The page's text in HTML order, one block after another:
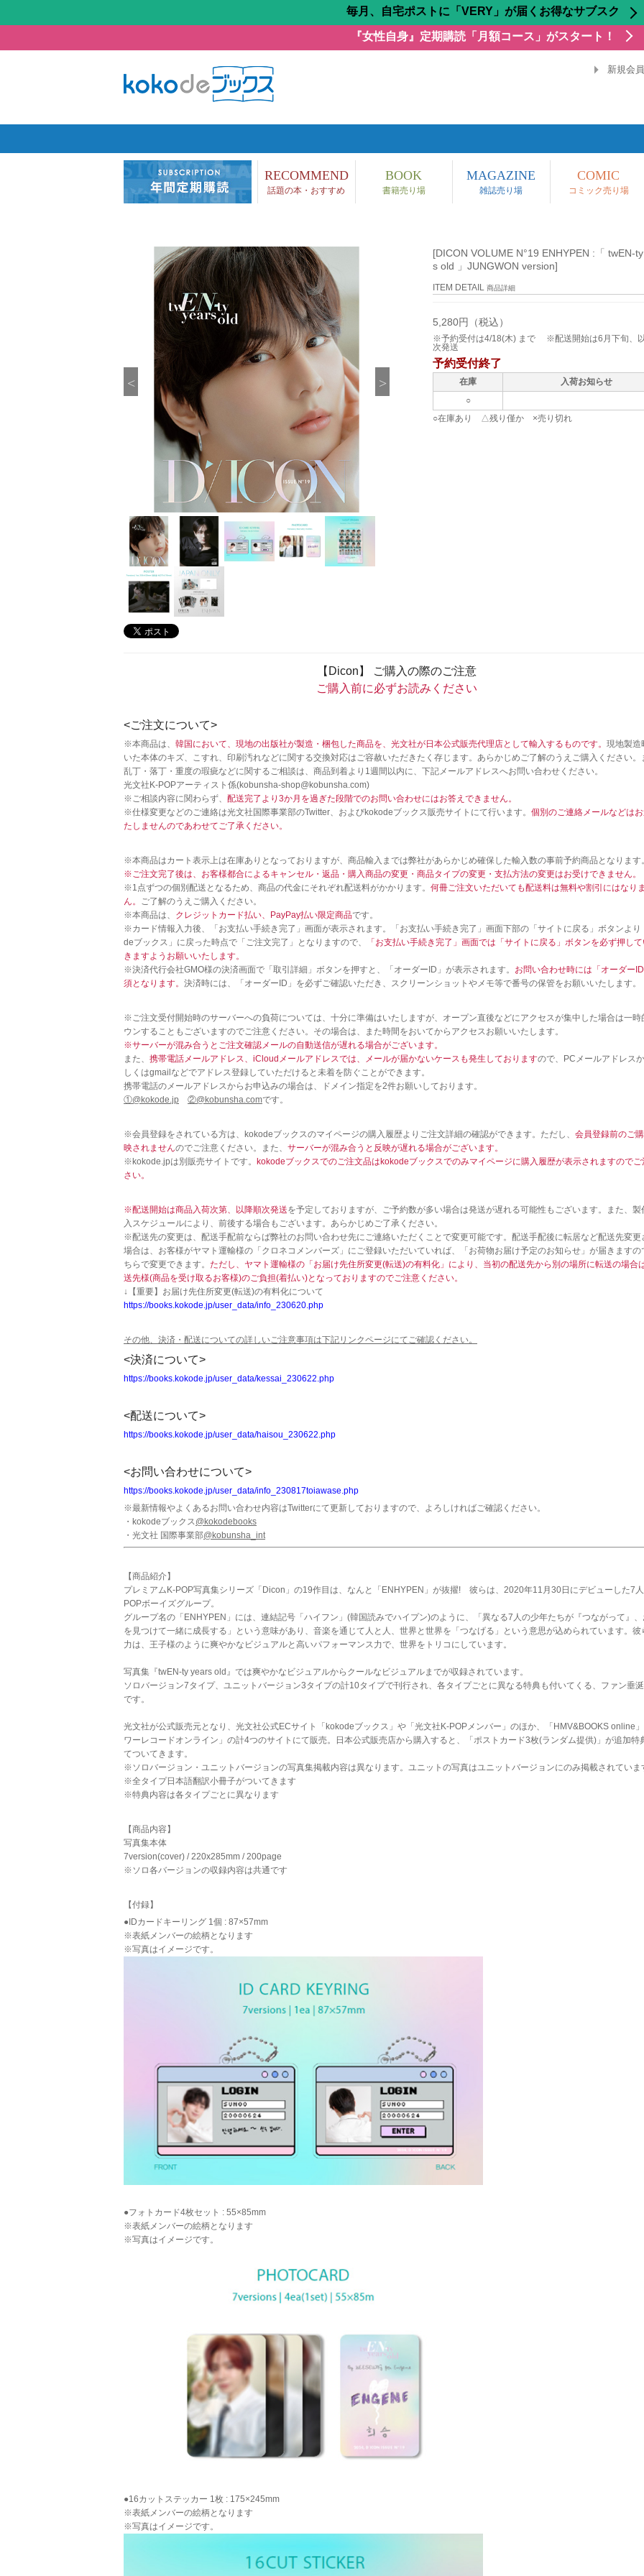
『女性自身』定期購読「月額コース」がスタート！
毎月、自宅ポストに「VERY」が届くお得なサブスク
新規会
RECOMMEND
話題の本・おすすめ
BOOK
書籍売り場
MAGAZINE
雑誌売り場
COMIC
コミック売り場
[DICON VOLUME N°19 ENHYPEN :「 twEN-
s old 」JUNGWON version]
ITEM DETAIL 商品詳細
5,280円（税込）
※予約受付は4/18(木) まで ※配送開始は6月下旬、
次発送
予約受付終了
在庫
入荷お知らせ
○
○在庫あり △残り僅か ×売り切れ
【Dicon】 ご購入の際のご注意
ご購入前に必ずお読みください
<ご注文について>
※本商品は、 韓国において、現地の出版社が製造・梱包した商品を、光文社が日本公式販売代理店として輸入するものです。 現地製造
いた本体のキズ、こすれ、印刷汚れなどに関する交換対応はご容赦いただきたく存じます。あらかじめご了解のうえご購入ください。
乱丁・落丁・重度の瑕疵などに関するご相談は、商品到着より1週間以内に、下記メールアドレスへお問い合わせください。
光文社K-POPアーティスト係(kobunsha-shop@kobunsha.com)
※ご相談内容に関わらず、 配送完了より3か月を過ぎた段階でのお問い合わせにはお答えできません。
※仕様変更などのご連絡は光文社国際事業部のTwitter、およびkokodeブックス販売サイトにて行います。 個別のご連絡メールなどは
たしませんのであわせてご了承ください。
※本商品はカート表示上は在庫ありとなっておりますが、商品輸入までは弊社があらかじめ確保した輸入数の事前予約商品となります
※ご注文完了後は、お客様都合によるキャンセル・返品・購入商品の変更・商品タイプの変更・支払方法の変更はお受けできません。
※1点ずつの個別配送となるため、商品の代金にそれぞれ配送料がかかります。 何冊ご注文いただいても配送料は無料や割引にはなり
ん。 ご了解のうえご購入ください。
※本商品は、 クレジットカード払い、PayPay払い限定商品です。
※カード情報入力後、「お支払い手続き完了」画面が表示されます。「お支払い手続き完了」画面下部の「サイトに戻る」ボタンより
deブックス」に戻った時点で「ご注文完了」となりますので、
「お支払い手続き完了」画面では「サイトに戻る」ボタンを必ず押し
きますようお願いいたします。
※決済代行会社GMO様の決済画面で「取引詳細」ボタンを押すと、「オーダーID」が表示されます。 お問い合わせ時には「オーダー
須となります。 決済時には、「オーダーID」を必ずご確認いただき、スクリーンショットやメモ等で番号の保管をお願いいたします。
※ご注文受付開始時のサーバーへの負荷については、十分に準備はいたしますが、オープン直後などにアクセスが集中した場合は一時
ウンすることもございますのでご注意ください。その場合は、また時間をおいてからアクセスお願いいたします。
※サーバーが混み合うとご注文確認メールの自動送信が遅れる場合がございます。
また、 携帯電話メールアドレス、iCloudメールアドレスでは、メールが届かないケースも発生しておりますので、PCメールアドレス
しくはgmailなどでアドレス登録していただけると未着を防ぐことができます。
携帯電話のメールアドレスからお申込みの場合は、ドメイン指定を2件お願いしております。
①@kokode.jp
②@kobunsha.comです。
※会員登録をされている方は、kokodeブックスのマイページの購入履歴よりご注文詳細の確認ができます。ただし、 会員登録前のご
映されませんのでご注意ください。また、 サーバーが混み合うと反映が遅れる場合がございます。
※kokode.jpは別販売サイトです。
kokodeブックスでのご注文品はkokodeブックスでのみマイページに購入履歴が表示されますのでご
さい。
※配送開始は商品入荷次第、以降順次発送を予定しておりますが、ご予約数が多い場合は発送が遅れる可能性もございます。また、製
入スケジュールにより、前後する場合もございます。あらかじめご了承ください。
※配送先の変更は、配送手配前ならば弊社のお問い合わせ先にご連絡いただくことで変更可能です。配送手配後に転居など配送先変更
場合は、お客様がヤマト運輸様の「クロネコメンバーズ」にご登録いただいていれば、「お荷物お届け予定のお知らせ」が届きますの
ちらで変更できます。 ただし、ヤマト運輸様の「お届け先住所変更(転送)の有料化」により、当初の配送先から別の場所に転送の場合
送先様(商品を受け取るお客様)のご負担(着払い)となっておりますのでご注意ください。
↓【重要】お届け先住所変更(転送)の有料化について
https://books.kokode.jp/user_data/info_230620.php
その他、決済・配送についての詳しいご注意事項は下記リンクページにてご確認ください。
<決済について>
https://books.kokode.jp/user_data/kessai_230622.php
<配送について>
https://books.kokode.jp/user_data/haisou_230622.php
<お問い合わせについて>
https://books.kokode.jp/user_data/info_230817toiawase.php
※最新情報やよくあるお問い合わせ内容はTwitterにて更新しておりますので、よろしければご確認ください。
・kokodeブックス@kokodebooks
・光文社 国際事業部@kobunsha_int
【商品紹介】
プレミアムK-POP写真集シリーズ「Dicon」の19作目は、なんと「ENHYPEN」が抜擢! 彼らは、2020年11月30日にデビューした7
POPボーイズグループ。
グループ名の「ENHYPEN」には、連結記号「ハイフン」(韓国読みでハイプン)のように、「異なる7人の少年たちが『つながって』
を見つけて一緒に成長する」という意味があり、音楽を通じて人と人、世界と世界を「つなげる」という意思が込められています。彼
力は、王子様のように爽やかなビジュアルと高いパフォーマンス力で、世界をトリコにしています。
写真集『twEN-ty years old』では爽やかなビジュアルからクールなビジュアルまでが収録されています。
ソロバージョン7タイプ、ユニットバージョン3タイプの計10タイプで刊行され、各タイプごとに異なる特典も付いてくる、ファン垂
です。
光文社が公式販売元となり、光文社公式ECサイト「kokodeブックス」や「光文社K-POPメンバー」のほか、「HMV&BOOKS online
ワーレコードオンライン」の計4つのサイトにて販売。日本公式販売店から購入すると、「ポストカード3枚(ランダム提供)」が追加特
てついてきます。
※ソロバージョン・ユニットバージョンの写真集掲載内容は異なります。ユニットの写真はユニットバージョンにのみ掲載されていま
※全タイプ日本語翻訳小冊子がついてきます
※特典内容は各タイプごとに異なります
【商品内容】
写真集本体
7version(cover) / 220x285mm / 200page
※ソロ各バージョンの収録内容は共通です
【付録】
●IDカードキーリング 1個 : 87×57mm
※表紙メンバーの絵柄となります
※写真はイメージです。
●フォトカード4枚セット : 55×85mm
※表紙メンバーの絵柄となります
※写真はイメージです。
●16カットステッカー 1枚 : 175×245mm
※表紙メンバーの絵柄となります
※写真はイメージです。